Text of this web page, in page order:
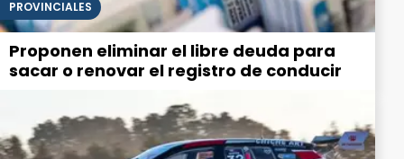
PROVINCIALES
Proponen eliminar el libre deuda para
sacar o renovar el registro de conducir